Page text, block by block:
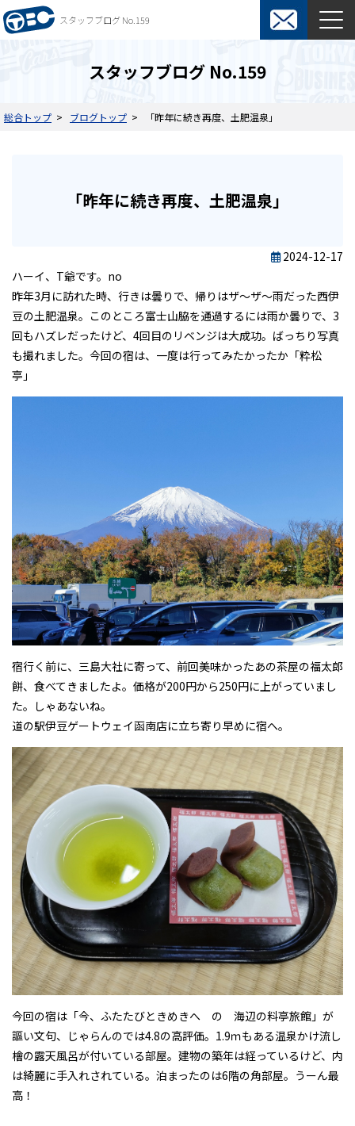
スタッフブログ No.159
東京ビジネスカーズ総合TOP
マンスリーレンタカー
ご利用の流れ
保険・補償制度
短期カーリース
料金表
ご利用の流れ
入札関係短期カーリース
通勤用短期カーリース
ＴＢカーズの整備済み車両
ＴＢカーズの「くるまづくり」
コラム「クルマのミニ知識」
ETCカードレンタル
お客様レビュー
ご利用事例
ブログ
お知らせ
新入庫情報
スタッフブログ No.159
総合トップ ブログトップ 「昨年に続き再度、土肥温泉」
「昨年に続き再度、土肥温泉」
2024-12-17
ハーイ、T爺です。no
昨年3月に訪れた時、行きは曇りで、帰りはザ～ザ～雨だった西伊
豆の土肥温泉。このところ富士山脇を通過するには雨か曇りで、3
回もハズレだったけど、4回目のリベンジは大成功。ばっちり写真
も撮れました。今回の宿は、一度は行ってみたかったか「粋松
亭」
宿行く前に、三島大社に寄って、前回美味かったあの茶屋の福太郎
餅、食べてきましたよ。価格が200円から250円に上がっていまし
た。しゃあないね。
道の駅伊豆ゲートウェイ函南店に立ち寄り早めに宿へ。
今回の宿は「今、ふたたびときめきへ の 海辺の料亭旅館」が
謳い文句、じゃらんのでは4.8の高評価。1.9ｍもある温泉かけ流し
檜の露天風呂が付いている部屋。建物の築年は経っているけど、内
は綺麗に手入れされている。泊まったのは6階の角部屋。うーん最
高！